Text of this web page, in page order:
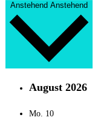
Anstehend Anstehend
August 2026
Mo. 10